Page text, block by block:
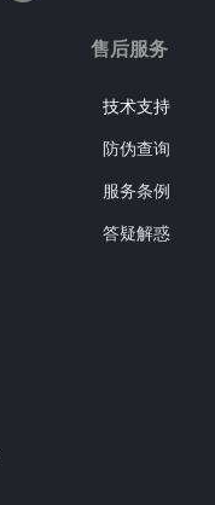
技术支持
防伪查询
服务条例
答疑解惑
售后服务